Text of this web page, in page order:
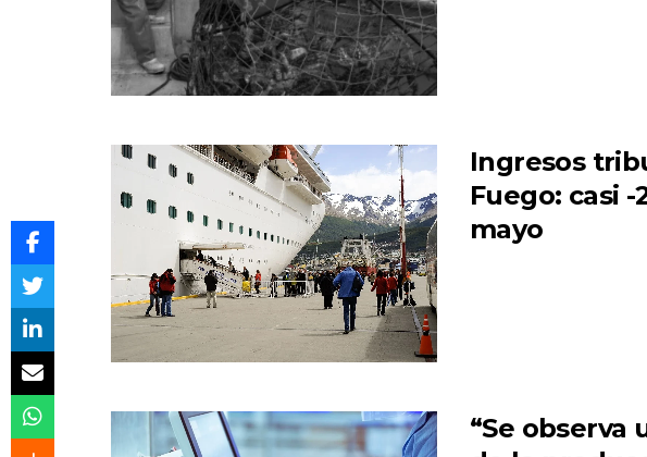
Ingresos
Fuego: casi
mayo
“Se observa